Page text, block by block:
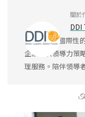
關於
DDI
DDI 是一家國際性
企業提供領導力策
理服務。陪伴領導